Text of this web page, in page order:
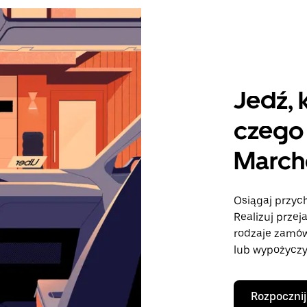
Jedź,
Osiągaj
Realizuj
rodzaje
lub
Rozpocznij